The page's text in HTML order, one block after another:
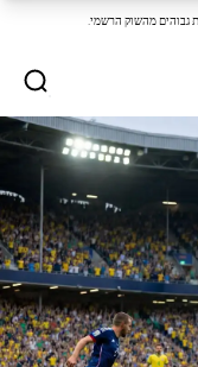
גבוהים מהשוק הרשמי.